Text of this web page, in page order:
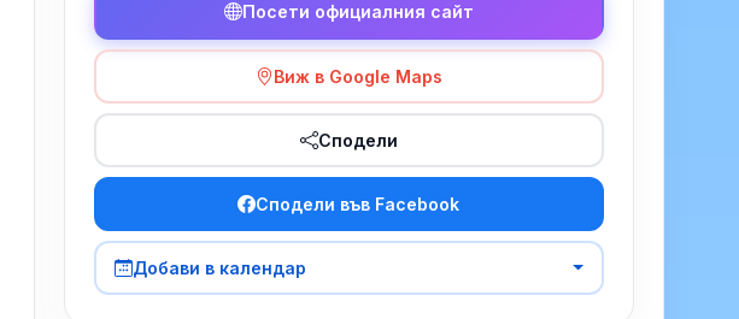
Посети официалния сайт
Виж в Google Maps
Сподели
Сподели във Facebook
Добави в календар